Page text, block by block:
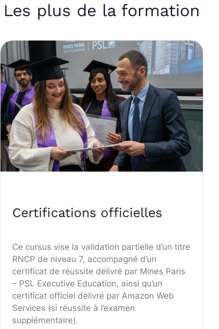
Les plus de la formation
Certifications officielles
Ce cursus vise la validation partielle d’un titre
RNCP de niveau 7, accompagné d’un
certificat de réussite délivré par Mines Paris
– PSL Executive Education, ainsi qu’un
certificat officiel délivré par Amazon Web
Services (si réussite à l’examen
supplémentaire).